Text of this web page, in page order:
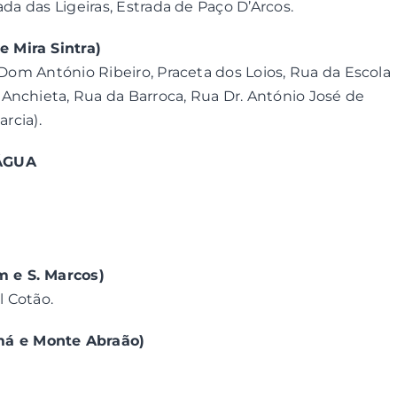
das Ligeiras, Estrada de Paço D’Arcos.
Mira Sintra)
António Ribeiro, Praceta dos Loios, Rua da Escola
Rua da Barroca, Rua Dr. António José de
e S. Marcos)
Cotão.
e Monte Abraão)